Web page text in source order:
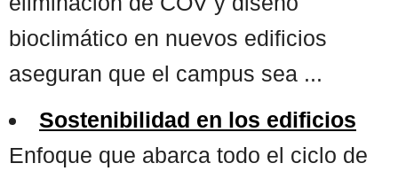
bioclimático en nuevos edificios
aseguran que el campus sea ...
Sostenibilidad en los edificios
Enfoque que abarca todo el ciclo de